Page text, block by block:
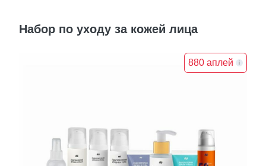
Набор по уходу за кожей лица
880 аплей